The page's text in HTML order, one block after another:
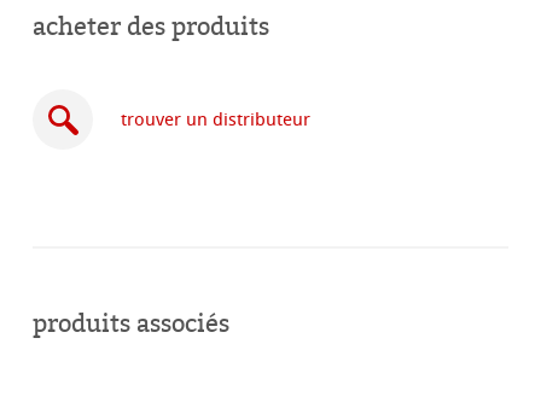
acheter des produits
trouver un distributeur
ligne
produits associés